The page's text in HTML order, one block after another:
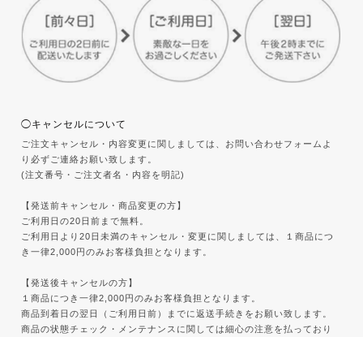
◯キャンセルについて
ご注文キャンセル・内容変更に関しましては、お問い合わせフォームよ
り必ずご連絡お願い致します。
(注文番号・ご注文者名・内容を明記)
【発送前キャンセル・商品変更の方】
ご利用日の20日前まで無料。
ご利用日より20日未満のキャンセル・変更に関しましては、１商品につ
き一律2,000円のみお客様負担となります。
【発送後キャンセルの方】
１商品につき一律2,000円のみお客様負担となります。
商品到着日の翌日（ご利用日前）までに返送手続きをお願い致します。
商品の状態チェック・メンテナンスに関しては細心の注意を払っており